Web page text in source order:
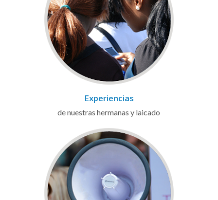
Experiencias
de nuestras hermanas y laicado